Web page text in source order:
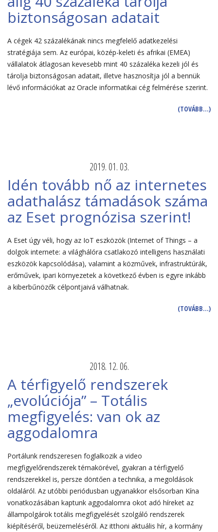
biztonságosan adatait
A cégek 42 százalékának nincs megfelelő adatkezelési
stratégiája sem. Az európai, közép-keleti és afrikai (EMEA)
vállalatok átlagosan kevesebb mint 40 százaléka kezeli jól és
tárolja biztonságosan adatait, illetve hasznosítja jól a bennük
lévő információkat az Oracle informatikai cég felmérése szerint.
(TOVÁBB…)
2019. 01. 03.
Idén tovább nő az internetes
adathalász támadások száma
az Eset prognózisa szerint!
A Eset úgy véli, hogy az IoT eszközök (Internet of Things – a
dolgok internete: a világhálóra csatlakozó intelligens használati
eszközök kapcsolódása), valamint a közművek, infrastruktúrák,
erőművek, ipari környezetek a következő évben is egyre inkább
a kiberbűnözők célpontjaivá válhatnak.
(TOVÁBB…)
2018. 12. 06.
A térfigyelő rendszerek
„evolúciója” – Totális
megfigyelés: van ok az
aggodalomra
Portálunk rendszeresen foglalkozik a video
megfigyelőrendszerek témakörével, gyakran a térfigyelő
rendszerekkel is, persze döntően a technika, a megoldások
oldaláról. Az utóbbi periódusban ugyanakkor elsősorban Kína
vonatkozásában kaptunk aggodalomra okot adó híreket az
állampolgárok totális megfigyelését szolgáló rendszerek
kiépítéséről, beüzemeléséről. Az itthoni aktuális hír, a kormány